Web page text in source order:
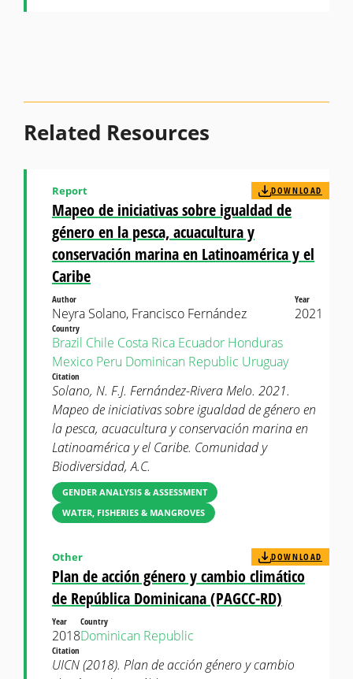
Related Resources
Mapeo de iniciativas sobre igualdad de
género en la pesca, acuacultura y
conservación marina en Latinoamérica y el
Caribe
Report DOWNLOAD
Author
Neyra Solano, Francisco Fernández
Year
2021
Country
Brazil Chile Costa Rica Ecuador Honduras
Mexico Peru Dominican Republic Uruguay
Citation
Solano, N. F.J. Fernández-Rivera Melo. 2021.
Mapeo de iniciativas sobre igualdad de género en
la pesca, acuacultura y conservación marina en
Latinoamérica y el Caribe. Comunidad y
Biodiversidad, A.C.
GENDER ANALYSIS & ASSESSMENT
WATER, FISHERIES & MANGROVES
Plan de acción género y cambio climático
de República Dominicana (PAGCC-RD)
Other DOWNLOAD
Year
2018
Country
Dominican Republic
Citation
UICN (2018). Plan de acción género y cambio